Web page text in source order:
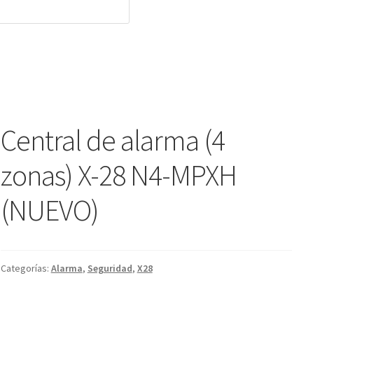
Central de alarma (4
zonas) X-28 N4-MPXH
(NUEVO)
Categorías: Alarma, Seguridad, X28